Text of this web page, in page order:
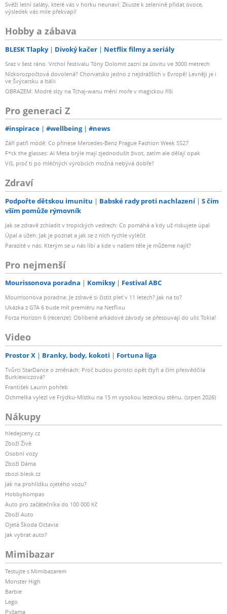
Svěží letní saláty, které vás v horku neunaví: Zkuste k zelenině přidat ovoce,
výsledek vás mile překvapí!
Hobby a zábava
BLESK Tlapky Divoký kačer Netflix filmy a seriály
Sraz v šest ráno. Vrchol festivalu Tóny Dolomit zazní za úsvitu ve 3000 metrech
Nízkorozpočtová dovolená? Chorvatsko jedno z nejdražších v Evropě! Levněji je i
ve Švýcarsku a Itálii
OBRAZEM: Modré slzy na Tchaj-wanu mění moře v magickou říši
Pro generaci Z
#inspirace #wellbeing #news
Září patří módě: Co přinese Mercedes-Benz Prague Fashion Week SS27
F*ck the glasses: AI Meta brýle mají zjednodušit život, zatím ale dělají opak
Víš, proč ti po mléčných výrobcích možná nebývá dobře?
Zdraví
Podpořte dětskou imunitu Babské rady proti nachlazení
S čím
vším pomůže rýmovník
Jak se zdravě zchladit v tropických vedrech: Co pomáhá a kdy už riskujete úpal
Úpal a úžeh: Jak je poznat a jak se z nich rychle vyléčit
Parazité v nás: Kterým se u nás líbí a kde v našem těle je můžeme najít?
Pro nejmenší
Mourissonova poradna Komiksy Festival ABC
Mourrisonova poradna: Je zdravé si čistit pleť v 11 letech? Jak na to?
Ukázka z GTA 6 bude mít premiéru na Netflixu
Forza Horizon 6 (recenze): Oblíbené arkádové závody se přesouvají do ulic Tokia!
Video
Prostor X Branky, body, kokoti Fortuna liga
Tvůrci StarDance o změnách: Proč budou porotci opět čtyři a čím přesvědčila
Burkiewiczová?
František Laurin pohřeb
Ochmelka vylezl ve Frýdku-Místku na 15 m vysokou lezeckou stěnu. (srpen 2026)
Nákupy
hledejceny.cz
Zboží Živě
Osobní vozy
Zboží Dáma
zbozi.blesk.cz
Jak na prohlídku ojetého vozu?
HobbyKompas
Auto pro začátečníka do 100 000 Kč
Zboží Auto
Ojetá Škoda Octavia
Jak vybrat auto?
Mimibazar
Testujte s Mimibazarem
Monster High
Barbie
Lego
Pyžama